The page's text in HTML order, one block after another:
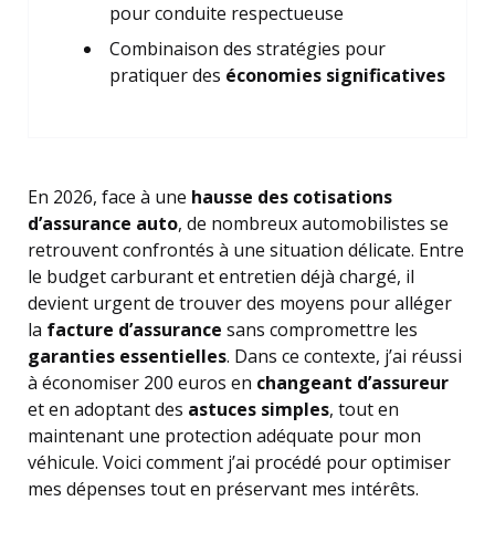
pour conduite respectueuse
Combinaison des stratégies pour
pratiquer des économies significatives
En 2026, face à une hausse des cotisations
d’assurance auto, de nombreux automobilistes se
retrouvent confrontés à une situation délicate. Entre
le budget carburant et entretien déjà chargé, il
devient urgent de trouver des moyens pour alléger
la facture d’assurance sans compromettre les
garanties essentielles. Dans ce contexte, j’ai réussi
à économiser 200 euros en changeant d’assureur
et en adoptant des astuces simples, tout en
maintenant une protection adéquate pour mon
véhicule. Voici comment j’ai procédé pour optimiser
mes dépenses tout en préservant mes intérêts.